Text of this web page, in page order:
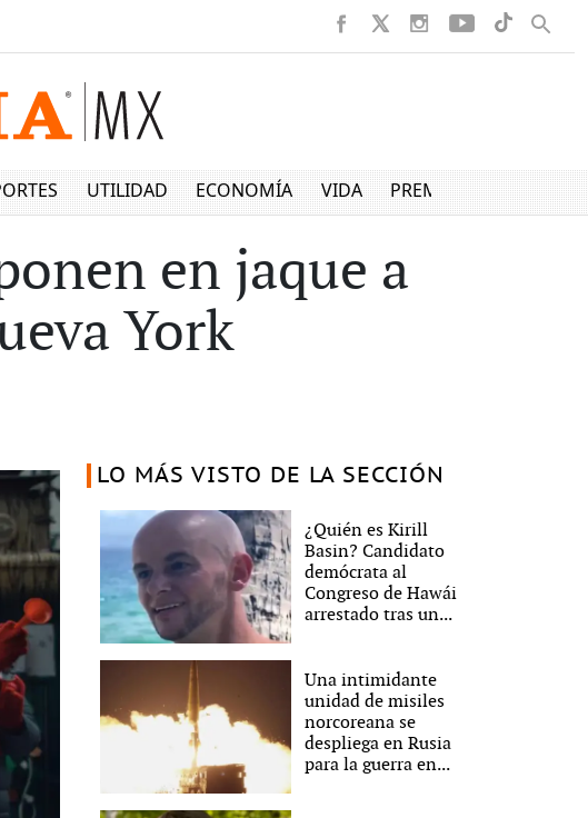
UTILIDAD ECONOMÍA VIDA PREMIUM
en jaque a
York
LO MÁS VISTO DE LA SECCIÓN
¿Quién es Kirill
Basin? Candidato
demócrata al
Congreso de Hawái
arrestado tras un...
Una intimidante
unidad de misiles
norcoreana se
despliega en Rusia
para la guerra en...